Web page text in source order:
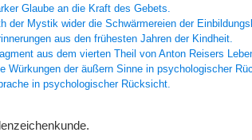
Glaube an die Kraft des Gebets.
der Mystik wider die Schwärmereien der
aus den frühesten Jahren der Kindheit.
aus dem vierten Theil von Anton Reisers
Würkungen der äußern Sinne in psychologischer
in psychologischer Rücksicht.